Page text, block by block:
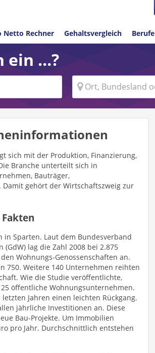
Netto Rechner Gehaltsvergleich Berufe
ein …?
sich mit der Produktion, Finanzierung,
Branche unterteilt sich in
Bauträger,
Damit gehört der Wirtschaftszweig zur
Sparten. Laut dem Bundesverband
lag die Zahl 2008 bei 2.875
Wohnungs-Genossenschaften an.
750. Weitere 140 Unternehmen reihten
Wie die Studie veröffentlichte,
öffentliche Wohnungsunternehmen.
Jahren einen leichten Rückgang.
jährliche Investitionen an. Diese
Bau-Projekte. Um Immobilien
pro Jahr. Durchschnittlich entstehen